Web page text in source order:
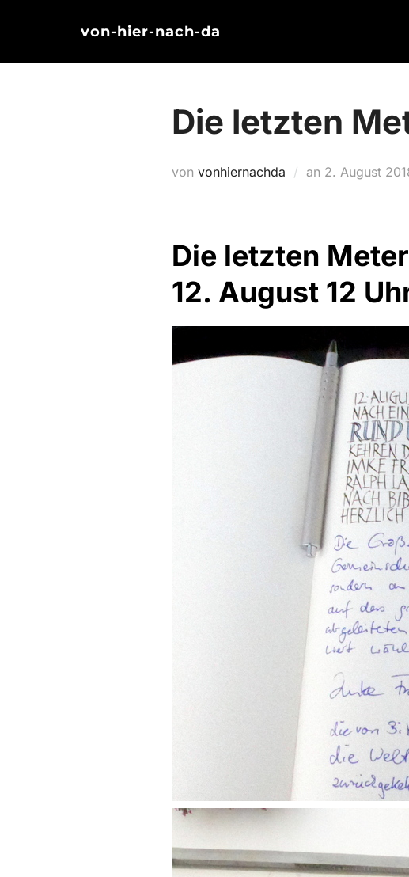
von-hier-nach-da
Die letzten
von vonhiernachda an Veröffentlicht
2. August
Die letzten
12. August 12